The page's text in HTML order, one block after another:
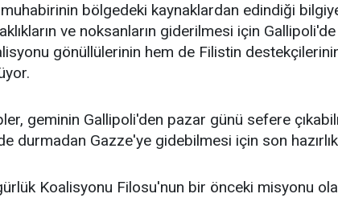
bölgedeki kaynaklardan edindiği
ve noksanların giderilmesi için
gönüllülerinin hem de Filistin destekçilerinin
geminin Gallipoli'den pazar günü sefere
durmadan Gazze'ye gidebilmesi için son
Koalisyonu Filosu'nun bir önceki misyonu